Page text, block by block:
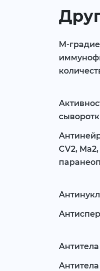
M-
CV2,